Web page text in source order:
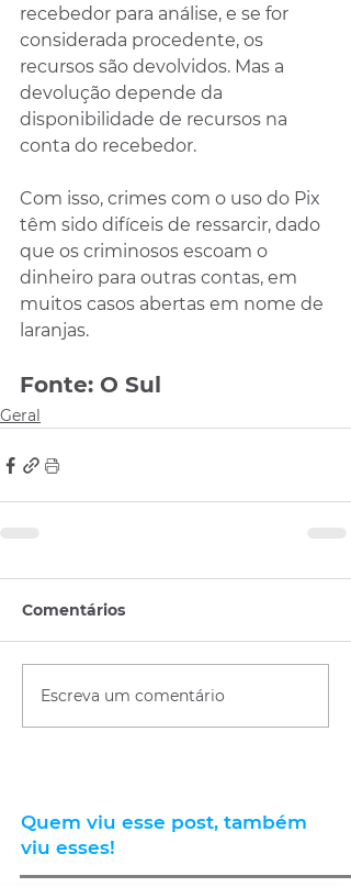
recebedor para análise, e se for
considerada procedente, os
recursos são devolvidos. Mas a
devolução depende da
disponibilidade de recursos na
conta do recebedor.
Com isso, crimes com o uso do Pix
têm sido difíceis de ressarcir, dado
que os criminosos escoam o
dinheiro para outras contas, em
muitos casos abertas em nome de
laranjas.
Fonte: O Sul
Geral
Comentários
Escreva um comentário
Quem viu esse post, também
viu esses!